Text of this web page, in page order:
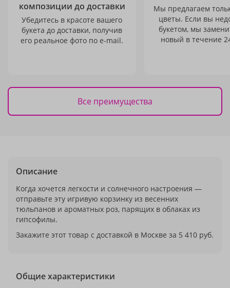
композиции до доставки
Убедитесь в красоте вашего
букета до доставки, получив
его реальное фото по e-mail.
Мы предлагаем
цветы. Если вы
букетом, мы
новый в течение
Все преимущества
Описание
Когда хочется легкости и солнечного настроения —
отправьте эту игривую корзинку из весенних
тюльпанов и ароматных роз, парящих в облаках из
гипсофилы.
Закажите этот товар с доставкой в Москве за 5 410 руб.
Общие характеристики